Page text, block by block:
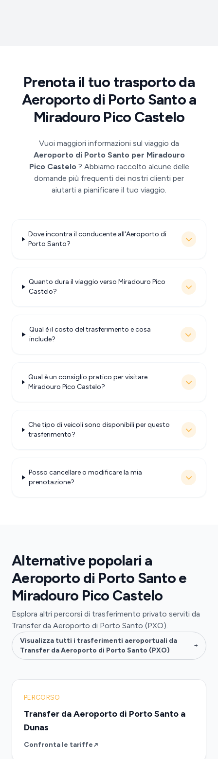
Prenota il tuo trasporto da
Aeroporto di Porto Santo a
Miradouro Pico Castelo
Vuoi maggiori informazioni sul viaggio da
Aeroporto di Porto Santo per Miradouro
Pico Castelo ? Abbiamo raccolto alcune delle
domande più frequenti dei nostri clienti per
aiutarti a pianificare il tuo viaggio.
Dove incontra il conducente all'Aeroporto di
Porto Santo?
Quanto dura il viaggio verso Miradouro Pico
Castelo?
Qual è il costo del trasferimento e cosa
include?
Qual è un consiglio pratico per visitare
Miradouro Pico Castelo?
Che tipo di veicoli sono disponibili per questo
trasferimento?
Posso cancellare o modificare la mia
prenotazione?
Alternative popolari a
Aeroporto di Porto Santo e
Miradouro Pico Castelo
Esplora altri percorsi di trasferimento privato serviti da
Transfer da Aeroporto di Porto Santo (PXO).
Visualizza tutti i trasferimenti aeroportuali da
Transfer da Aeroporto di Porto Santo (PXO)
PERCORSO
Transfer da Aeroporto di Porto Santo a
Dunas
Confronta le tariffe